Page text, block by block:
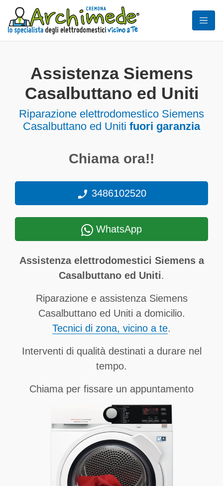
Assistenza Siemens
Casalbuttano ed Uniti
Riparazione elettrodomestico Siemens
Casalbuttano ed Uniti fuori garanzia
Chiama ora!!
3486102520
WhatsApp
Assistenza elettrodomestici Siemens a
Casalbuttano ed Uniti.
Riparazione e assistenza Siemens
Casalbuttano ed Uniti a domicilio.
Tecnici di zona, vicino a te.
Interventi di qualità destinati a durare nel
tempo.
Chiama per fissare un appuntamento